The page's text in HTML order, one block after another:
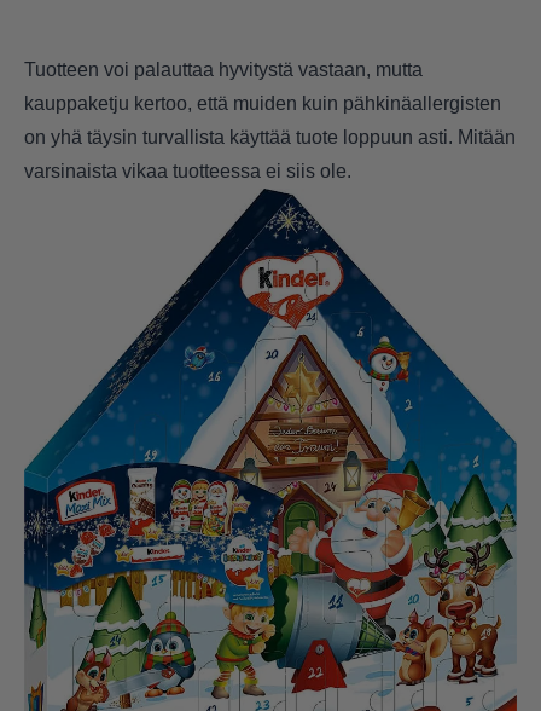
Tuotteen voi palauttaa hyvitystä vastaan, mutta
kauppaketju kertoo, että muiden kuin pähkinäallergisten
on yhä täysin turvallista käyttää tuote loppuun asti. Mitään
varsinaista vikaa tuotteessa ei siis ole.